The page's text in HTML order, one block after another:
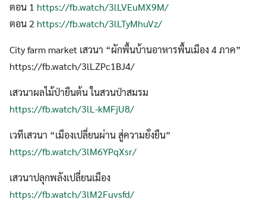
ตอน 1 https://fb.watch/3lLVEuMX9M/
ตอน 2 https://fb.watch/3lLTyMhuVz/
City farm market เสวนา “ผักพื้นบ้านอาหารพื้นเมือง 4 ภาค”
https://fb.watch/3lLZPc1BJ4/
เสวนาผลไม้ป่ายืนต้น ในสวนป่าสมรม
https://fb.watch/3lL-kMFjU8/
เวทีเสวนา “เมืองเปลี่ยนผ่าน สู่ความยั่งยืน”
https://fb.watch/3lM6YPqXsr/
เสวนาปลุกพลังเปลี่ยนเมือง
https://fb.watch/3lM2Fuvsfd/